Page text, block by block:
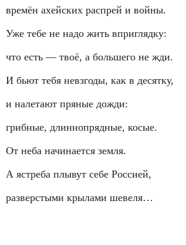
времён ахейских распрей и войны.
Уже тебе не надо жить вприглядку:
что есть — твоё, а большего не жди.
И бьют тебя невзгоды, как в десятку,
и налетают пряные дожди:
грибные, длиннопрядные, косые.
От неба начинается земля.
А ястреба плывут себе Россией,
разверстыми крылами шевеля…